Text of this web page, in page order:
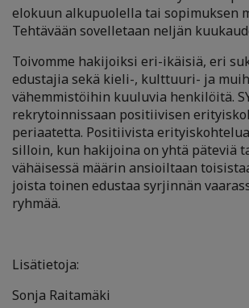
elokuun alkupuolella tai sopimuksen
Tehtävään sovelletaan neljän
Toivomme hakijoiksi eri-ikäisiä, eri
edustajia sekä kieli-, kulttuuri- ja
vähemmistöihin kuuluvia henkilöitä.
rekrytoinnissaan positiivisen
periaatetta. Positiivista
silloin, kun hakijoina on yhtä päteviä
vähäisessä määrin ansioiltaan
joista toinen edustaa syrjinnän
ryhmää.
Lisätietoja:
Sonja Raitamäki